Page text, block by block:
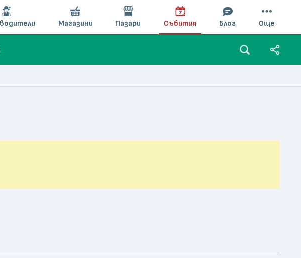
Магазини Пазари Събития Блог Още